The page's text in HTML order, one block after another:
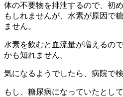
体の不要物を排泄するので、初
もしれませんが、水素が原因で
ません。
水素を飲むと血流量が増えるの
かも知れません。
気になるようでしたら、病院で
もし、糖尿病になっていたとし